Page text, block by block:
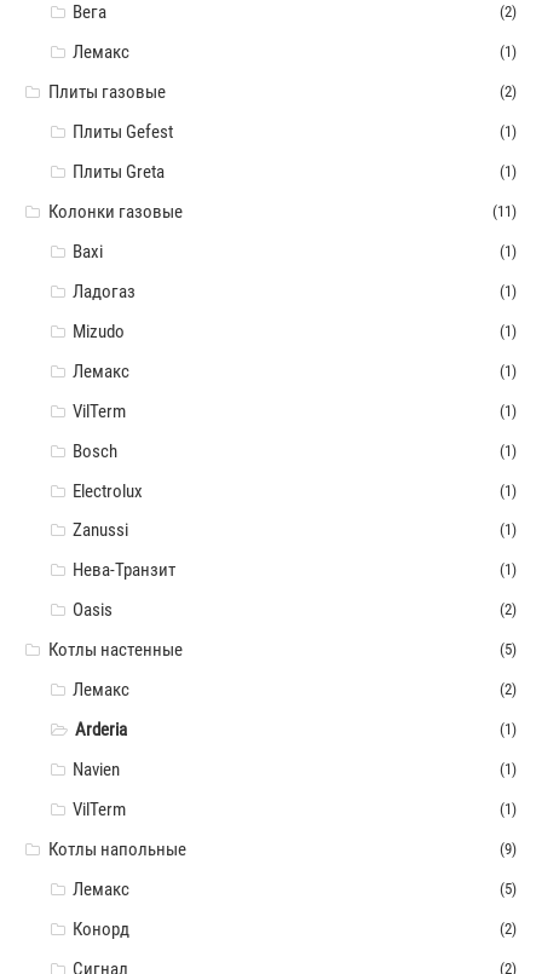
Вега (2)
Лемакс (1)
Плиты газовые (2)
Плиты Gefest (1)
Плиты Greta (1)
Колонки газовые (11)
Baxi (1)
Ладогаз (1)
Mizudo (1)
Лемакс (1)
VilTerm (1)
Bosch (1)
Electrolux (1)
Zanussi (1)
Нева-Транзит (1)
Oasis (2)
Котлы настенные (5)
Лемакс (2)
Arderia (1)
Navien (1)
VilTerm (1)
Котлы напольные (9)
Лемакс (5)
Конорд (2)
Сигнал (2)